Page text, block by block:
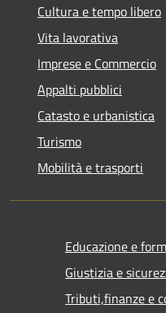
Cultura e tempo libero
Vita lavorativa
Imprese e Commercio
Appalti pubblici
Catasto e urbanistica
Turismo
Mobilità e trasporti
Educazione e
Giustizia e
Tributi,finanze e